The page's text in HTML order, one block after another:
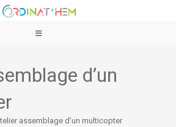
d’un
assemblage d’un multicopter